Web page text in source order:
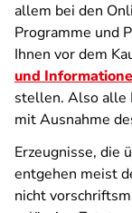
allem bei den
Programme und
Ihnen vor dem
und
stellen. Also alle
mit Ausnahme
Erzeugnisse, die
entgehen meist
nicht